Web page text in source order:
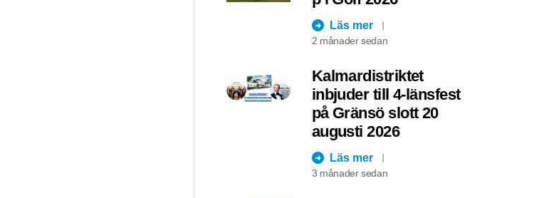
Läs mer
2 månader sedan
Kalmardistriktet
inbjuder till 4-länsfest
på Gränsö slott 20
augusti 2026
Läs mer
3 månader sedan